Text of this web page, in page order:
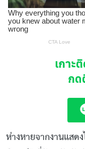
เกาะ
กด
ห่างหายจากงานแสด